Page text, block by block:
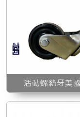
活動螺絲牙美
活動美國